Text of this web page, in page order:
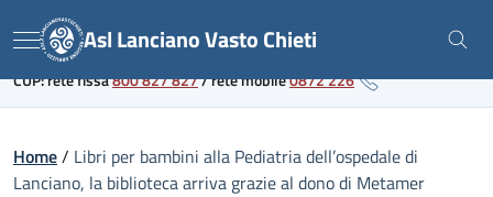
to
content
Link al portale sanitario regionale
Menu Asl Lanciano Vasto Chieti
CUP: rete fissa800 827 827/rete mobile0872 226
Home/ Libri per bambini alla Pediatria dell’ospedale di
Lanciano, la biblioteca arriva grazie al dono di Metamer